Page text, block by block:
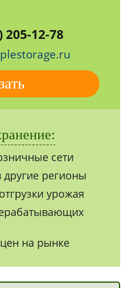
205-12-78
сети
регионы
урожая
на рынке